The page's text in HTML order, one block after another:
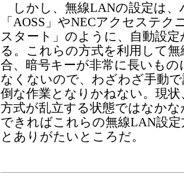
しかし、無線LANの設定は、
「AOSS」やNECアクセステ
スタート」のように、自動設
る。これらの方式を利用して
合、暗号キーが非常に長いも
なくないので、わざわざ手動
倒な作業となりかねない。現
方式が乱立する状態ではなか
できればこれらの無線LAN設
とありがたいところだ。